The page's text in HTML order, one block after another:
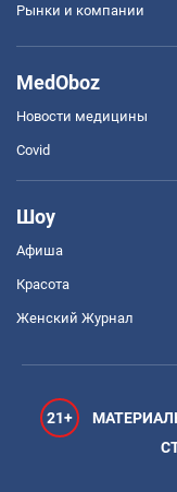
Рынки и компании
MedOboz
Новости медицины
Covid
Шоу
Афиша
Красота
Женский Журнал
21+